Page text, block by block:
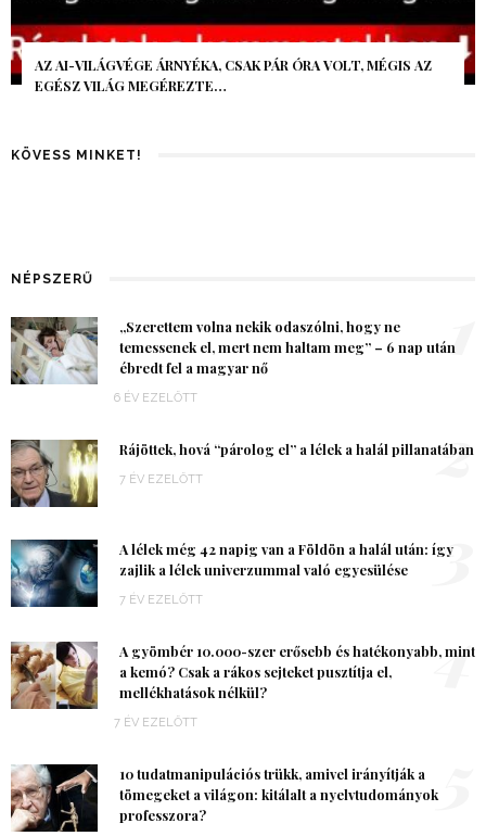
AZ AI-VILÁGVÉGE ÁRNYÉKA, CSAK PÁR ÓRA VOLT, MÉGIS AZ
EGÉSZ VILÁG MEGÉREZTE…
KÖVESS MINKET!
NÉPSZERŰ
„Szerettem volna nekik odaszólni, hogy ne
temessenek el, mert nem haltam meg” – 6 nap után
ébredt fel a magyar nő
6 ÉV EZELŐTT
1
Rájöttek, hová “párolog el” a lélek a halál pillanatában
7 ÉV EZELŐTT 2
A lélek még 42 napig van a Földön a halál után: így
zajlik a lélek univerzummal való egyesülése
7 ÉV EZELŐTT
3
A gyömbér 10.000-szer erősebb és hatékonyabb, mint
a kemó? Csak a rákos sejteket pusztítja el,
mellékhatások nélkül?
7 ÉV EZELŐTT
4
10 tudatmanipulációs trükk, amivel irányítják a
tömegeket a világon: kitálalt a nyelvtudományok
professzora?